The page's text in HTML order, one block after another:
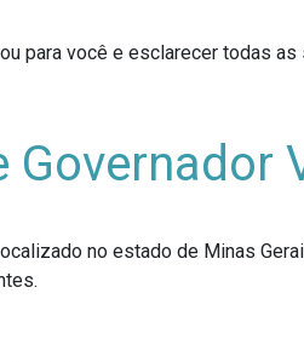
para você e esclarecer todas
Governador
no estado de Minas